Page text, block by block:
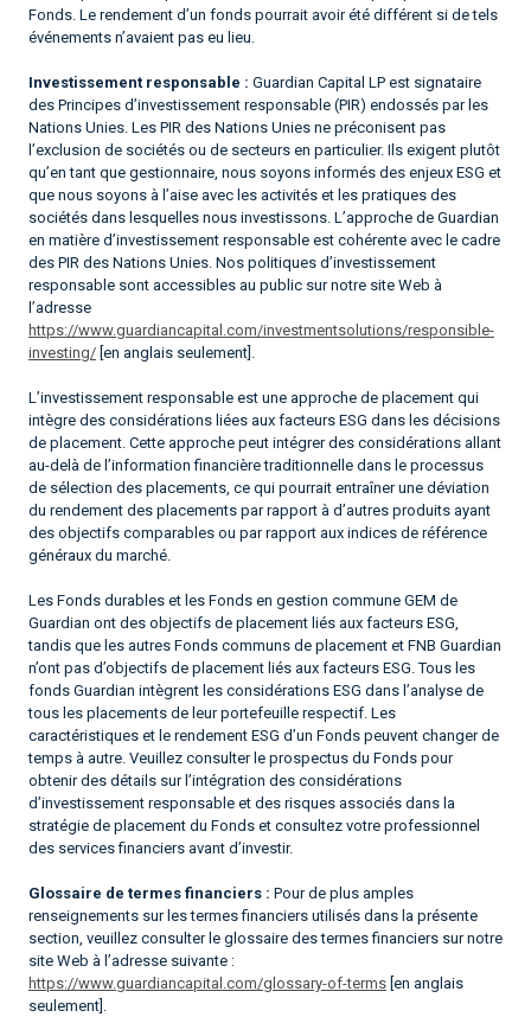
Fonds. Le rendement d’un fonds pourrait avoir été différent si de tels
événements n’avaient pas eu lieu.
Investissement responsable : Guardian Capital LP est signataire
des Principes d’investissement responsable (PIR) endossés par les
Nations Unies. Les PIR des Nations Unies ne préconisent pas
l’exclusion de sociétés ou de secteurs en particulier. Ils exigent plutôt
qu’en tant que gestionnaire, nous soyons informés des enjeux ESG et
que nous soyons à l’aise avec les activités et les pratiques des
sociétés dans lesquelles nous investissons. L’approche de Guardian
en matière d’investissement responsable est cohérente avec le cadre
des PIR des Nations Unies. Nos politiques d’investissement
responsable sont accessibles au public sur notre site Web à
l’adresse
https://www.guardiancapital.com/investmentsolutions/responsible-
investing/ [en anglais seulement].
L’investissement responsable est une approche de placement qui
intègre des considérations liées aux facteurs ESG dans les décisions
de placement. Cette approche peut intégrer des considérations allant
au-delà de l’information financière traditionnelle dans le processus
de sélection des placements, ce qui pourrait entraîner une déviation
du rendement des placements par rapport à d’autres produits ayant
des objectifs comparables ou par rapport aux indices de référence
généraux du marché.
Les Fonds durables et les Fonds en gestion commune GEM de
Guardian ont des objectifs de placement liés aux facteurs ESG,
tandis que les autres Fonds communs de placement et FNB Guardian
n’ont pas d’objectifs de placement liés aux facteurs ESG. Tous les
fonds Guardian intègrent les considérations ESG dans l’analyse de
tous les placements de leur portefeuille respectif. Les
caractéristiques et le rendement ESG d’un Fonds peuvent changer de
temps à autre. Veuillez consulter le prospectus du Fonds pour
obtenir des détails sur l’intégration des considérations
d’investissement responsable et des risques associés dans la
stratégie de placement du Fonds et consultez votre professionnel
des services financiers avant d’investir.
Glossaire de termes financiers : Pour de plus amples
renseignements sur les termes financiers utilisés dans la présente
section, veuillez consulter le glossaire des termes financiers sur notre
site Web à l’adresse suivante :
https://www.guardiancapital.com/glossary-of-terms [en anglais
seulement].